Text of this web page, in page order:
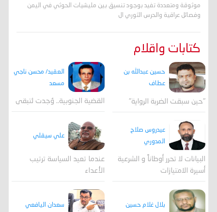
موثوقة ومتعددة تفيد بوجود تنسيق بين مليشيات الحوثي في اليمن
وفصائل عراقية والحرس الثوري ال
كتابات واقلام
حسين عبدالله بن
عطاف
"حين سبقت الضربة الرواية"
العقيد/ محسن ناجي
مسعد
القضية الجنوبية.. وُجدت لتبقى
عيدروس صلاح
المدوري
البيانات لا تحرر أوطاناً و الشرعية
أسيرة الامتيازات
علي سيقلي
عندما تعيد السياسة ترتيب
الأعداء
بلال غلام حسين سعدان اليافعي